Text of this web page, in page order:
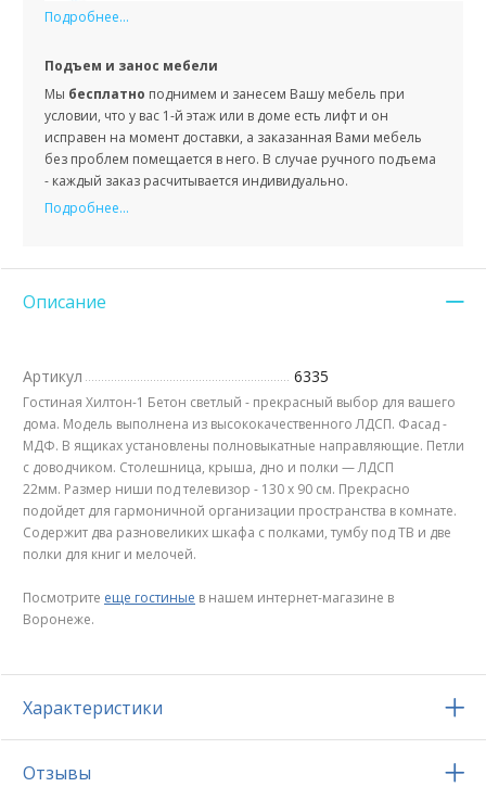
Подробнее...
Подъем и занос мебели
Мы бесплатно поднимем и занесем Вашу мебель при
условии, что у вас 1-й этаж или в доме есть лифт и он
исправен на момент доставки, а заказанная Вами мебель
без проблем помещается в него. В случае ручного подъема
- каждый заказ расчитывается индивидуально.
Подробнее...
Описание
Артикул 6335
Гостиная Хилтон-1 Бетон светлый - прекрасный выбор для вашего
дома. Модель выполнена из высококачественного ЛДСП. Фасад -
МДФ. В ящиках установлены полновыкатные направляющие. Петли
с доводчиком. Столешница, крыша, дно и полки — ЛДСП
22мм. Размер ниши под телевизор - 130 х 90 см. Прекрасно
подойдет для гармоничной организации пространства в комнате.
Содержит два разновеликих шкафа с полками, тумбу под ТВ и две
полки для книг и мелочей.
Посмотрите еще гостиные в нашем интернет-магазине в
Воронеже.
Характеристики
Отзывы